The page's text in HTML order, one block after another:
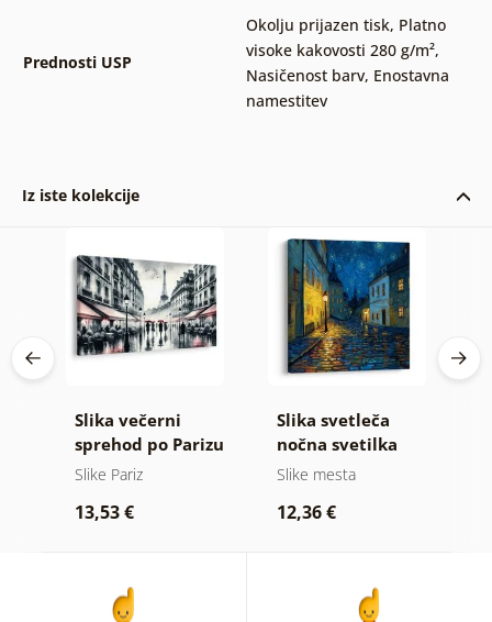
Prednosti USP
Okolju prijazen tisk, Platno
visoke kakovosti 280 g/m²,
Nasičenost barv, Enostavna
namestitev
Iz iste kolekcije
Slika večerni
sprehod po Parizu
Slike Pariz
13,53 €
Slika svetleča
nočna svetilka
Slike mesta
12,36 €